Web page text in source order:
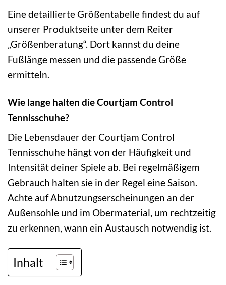
Eine detaillierte Größentabelle findest du auf
unserer Produktseite unter dem Reiter
„Größenberatung“. Dort kannst du deine
Fußlänge messen und die passende Größe
ermitteln.
Wie lange halten die Courtjam Control
Tennisschuhe?
Die Lebensdauer der Courtjam Control
Tennisschuhe hängt von der Häufigkeit und
Intensität deiner Spiele ab. Bei regelmäßigem
Gebrauch halten sie in der Regel eine Saison.
Achte auf Abnutzungserscheinungen an der
Außensohle und im Obermaterial, um rechtzeitig
zu erkennen, wann ein Austausch notwendig ist.
Inhalt